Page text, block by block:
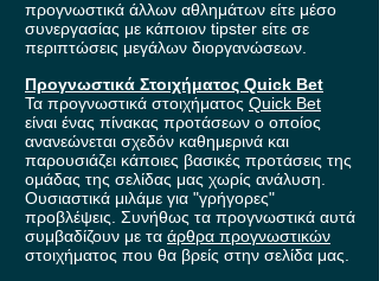
προγνωστικά άλλων αθλημάτων είτε μέσο
συνεργασίας με κάποιον tipster είτε σε
περιπτώσεις μεγάλων διοργανώσεων.
Προγνωστικά Στοιχήματος Quick Bet
Τα προγνωστικά στοιχήματος Quick Bet
είναι ένας πίνακας προτάσεων ο οποίος
ανανεώνεται σχεδόν καθημερινά και
παρουσιάζει κάποιες βασικές προτάσεις της
ομάδας της σελίδας μας χωρίς ανάλυση.
Ουσιαστικά μιλάμε για "γρήγορες"
προβλέψεις. Συνήθως τα προγνωστικά αυτά
συμβαδίζουν με τα άρθρα προγνωστικών
στοιχήματος που θα βρείς στην σελίδα μας.